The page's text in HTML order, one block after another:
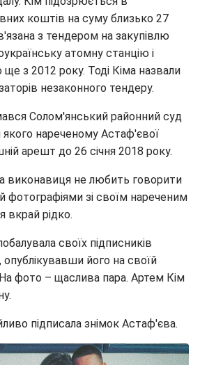
коштів на суму близько 27
з тендером на закупівлю
атомну станцію і
ще з 2012 року. Тоді Кіма назвали
незаконного тендеру.
Солом'янський районний суд
нареченому Астаф'євої
арешт до 26 січня 2018 року.
виконавиця не любить говорити
фотографіями зі своїм нареченим
вкрай рідко.
своїх підписників
його на своїй
На фото – щаслива пара. Артем Кім
підписала знімок Астаф'єва.